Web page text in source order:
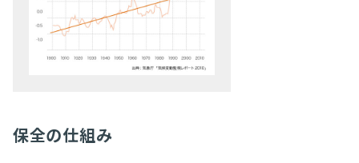
保全の仕組み